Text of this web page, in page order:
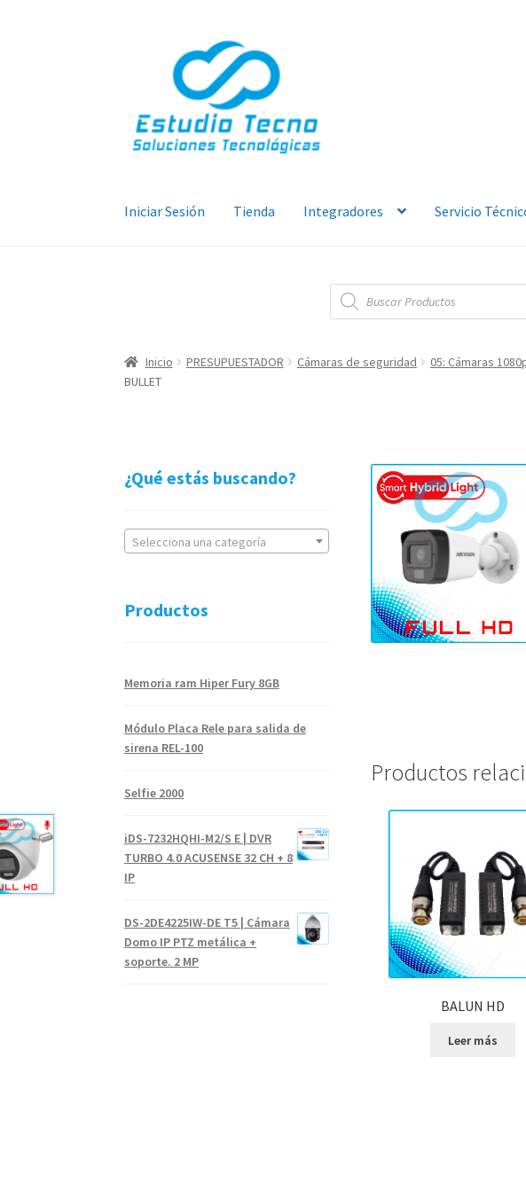
navegación
contenido
Iniciar Sesión Tienda Integradores Servicio
Búsqueda
de
productos
Inicio PRESUPUESTADOR Cámaras de seguridad 05: Cámaras
BULLET
Productos
BALUN HD
Leer más
¿Qué estás buscando?
Selecciona una categoría
Productos
Memoria ram Hiper Fury 8GB
Módulo Placa Rele para salida de
sirena REL-100
Selfie 2000
iDS-7232HQHI-M2/S E | DVR
TURBO 4.0 ACUSENSE 32 CH + 8
IP
DS-2DE4225IW-DE T5 | Cámara
Domo IP PTZ metálica +
soporte. 2 MP